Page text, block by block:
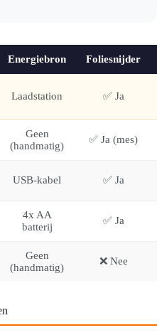
Energiebron Foliesnijder
Laadstation ✅ Ja
Geen
(handmatig)
✅ Ja (mes)
USB-kabel ✅ Ja
4x AA
batterij
✅ Ja
Geen
(handmatig)
❌ Nee